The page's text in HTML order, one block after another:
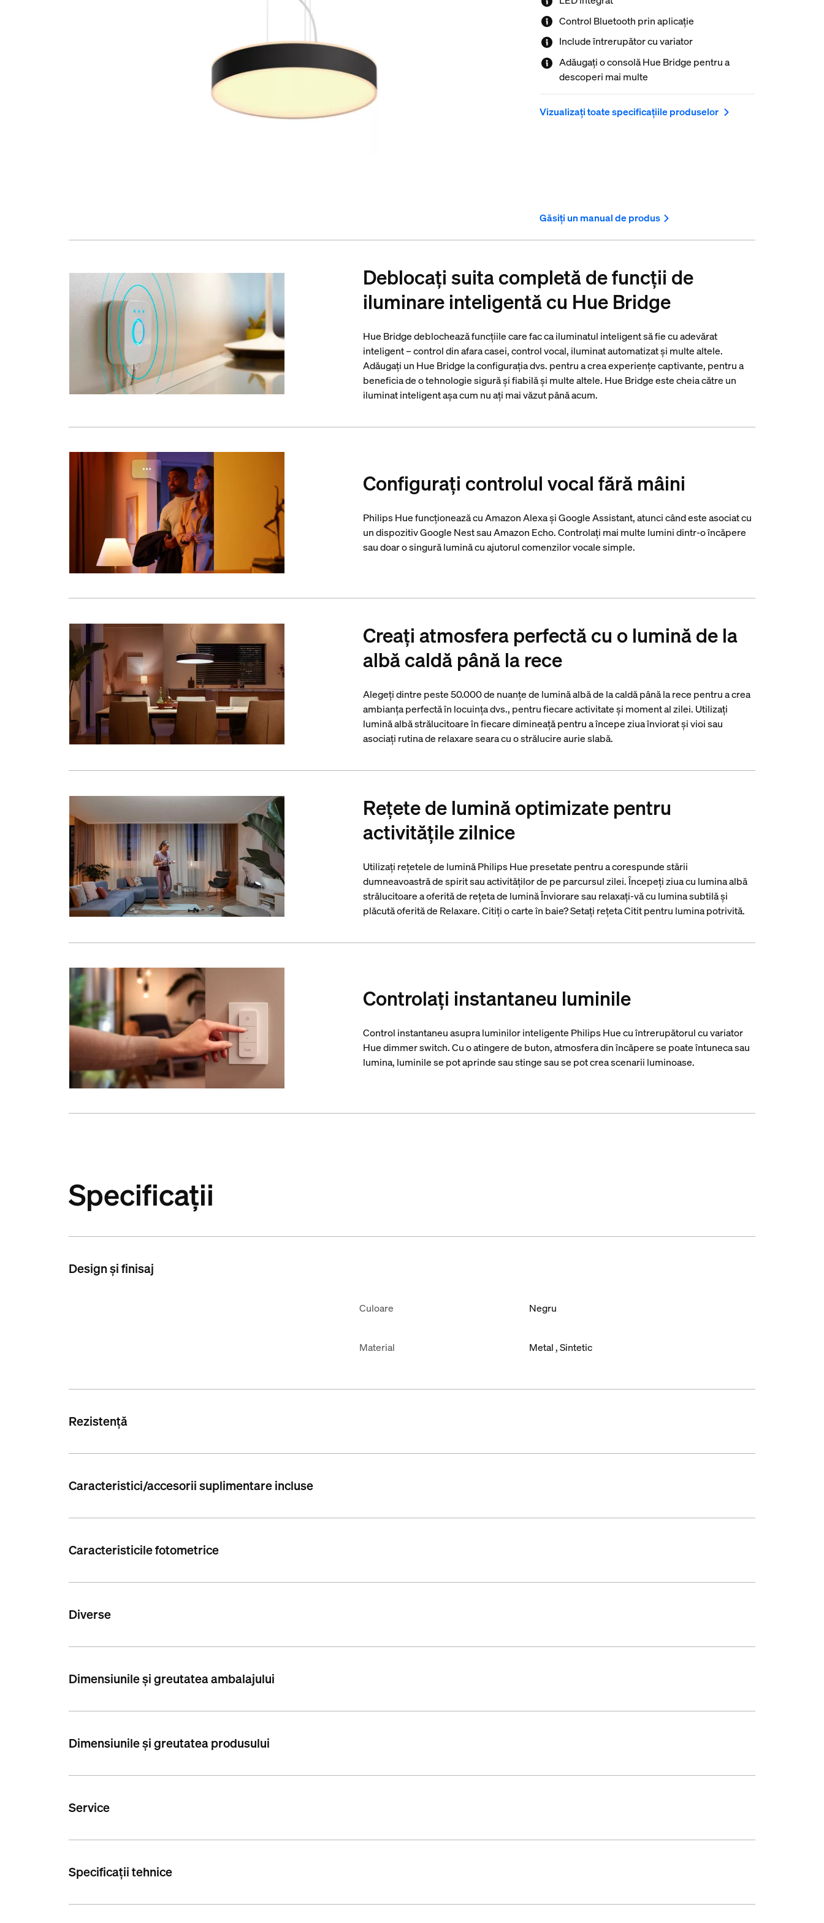
Control Bluetooth prin aplicație
Include întrerupător cu variator
Adăugați o consolă Hue Bridge pentru a
descoperi mai multe
Vizualizați toate specificațiile produselor
Găsiți un manual de produs
Deblocați suita completă de funcții de
iluminare inteligentă cu Hue Bridge
Hue Bridge deblochează funcțiile care fac ca iluminatul inteligent să fie cu adevărat
inteligent – control din afara casei, control vocal, iluminat automatizat și multe altele.
Adăugați un Hue Bridge la configurația dvs. pentru a crea experiențe captivante, pentru a
beneficia de o tehnologie sigură și fiabilă și multe altele. Hue Bridge este cheia către un
iluminat inteligent așa cum nu ați mai văzut până acum.
Configurați controlul vocal fără mâini
Philips Hue funcționează cu Amazon Alexa și Google Assistant, atunci când este asociat cu
un dispozitiv Google Nest sau Amazon Echo. Controlați mai multe lumini dintr-o încăpere
sau doar o singură lumină cu ajutorul comenzilor vocale simple.
Creați atmosfera perfectă cu o lumină de la
albă caldă până la rece
Alegeți dintre peste 50.000 de nuanțe de lumină albă de la caldă până la rece pentru a crea
ambianța perfectă în locuința dvs., pentru fiecare activitate și moment al zilei. Utilizați
lumină albă strălucitoare în fiecare dimineață pentru a începe ziua înviorat și vioi sau
asociați rutina de relaxare seara cu o strălucire aurie slabă.
Rețete de lumină optimizate pentru
activitățile zilnice
Utilizați rețetele de lumină Philips Hue presetate pentru a corespunde stării
dumneavoastră de spirit sau activităților de pe parcursul zilei. Începeți ziua cu lumina albă
strălucitoare a oferită de rețeta de lumină Înviorare sau relaxați-vă cu lumina subtilă și
plăcută oferită de Relaxare. Citiți o carte în baie? Setați rețeta Citit pentru lumina potrivită.
Controlați instantaneu luminile
Control instantaneu asupra luminilor inteligente Philips Hue cu întrerupătorul cu variator
Hue dimmer switch. Cu o atingere de buton, atmosfera din încăpere se poate întuneca sau
lumina, luminile se pot aprinde sau stinge sau se pot crea scenarii luminoase.
Specificații
Design și finisaj
Culoare Negru
Material Metal Sintetic
Rezistență
Caracteristici/accesorii suplimentare incluse
Caracteristicile fotometrice
Diverse
Dimensiunile și greutatea ambalajului
Dimensiunile și greutatea produsului
Service
Specificații tehnice